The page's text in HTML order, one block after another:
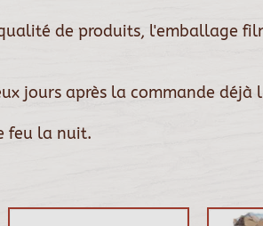
de produits, l'emballage
jours après la commande déjà
feu la nuit.